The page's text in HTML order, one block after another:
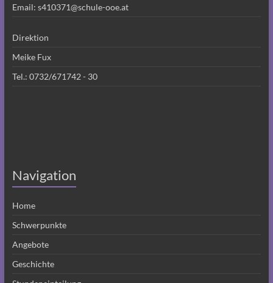
Email: s410371@schule-ooe.at
Direktion
Meike Fux
Tel.: 0732/671742 - 30
Navigation
Home
Schwerpunkte
Angebote
Geschichte